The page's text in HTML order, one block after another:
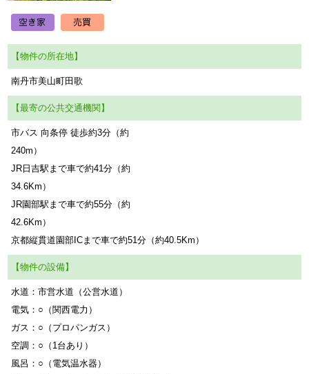
【物件の所在地】
南丹市美山町田歌
【最寄の公共交通機関】
市バス 向条停 徒歩約3分（約
JR日吉駅まで車で約41分（約
JR園部駅まで車で約55分（約
京都縦貫道園部ICまで車で約51分（約40.5Km）
【物件の設備】
水道：市営水道（公営水道）
電気：○（関西電力）
ガス：○（プロパンガス）
空調：○（1台あり）
風呂：○（電気温水器）